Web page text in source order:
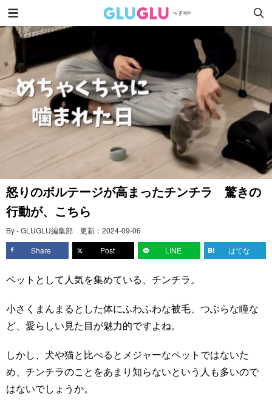
怒りのボルテージが高まったチンチラ 驚きの
行動が、こちら
By - GLUGLU編集部 更新： 2024-09-06
Share
Post LINE はてな
ペットとして人気を集めている、チンチラ。
小さくまんまるとした体にふわふわな被毛、つぶらな瞳な
ど、愛らしい見た目が魅力的ですよね。
しかし、犬や猫と比べるとメジャーなペットではないた
め、チンチラのことをあまり知らないという人も多いので
はないでしょうか。